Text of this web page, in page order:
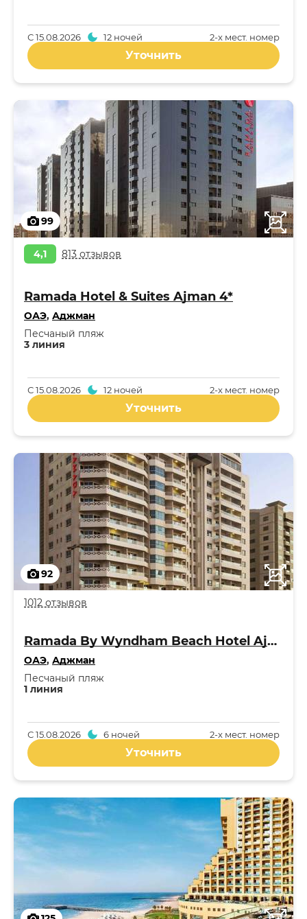
2-x мест. номер
С15.08.2026 12 ночей
Уточнить
99
4,1 813 отзывов
Ramada Hotel & Suites Ajman 4*
ОАЭ, Аджман
3 линия
Песчаный пляж
2-x мест. номер
С15.08.2026 12 ночей
Уточнить
92
1012 отзывов
Ramada By Wyndham Beach Hotel Ajman 4*
ОАЭ, Аджман
1 линия
Песчаный пляж
2-x мест. номер
С15.08.2026 6 ночей
Уточнить